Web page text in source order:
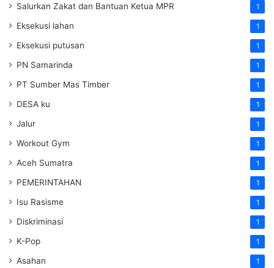
Salurkan Zakat dan Bantuan Ketua MPR 1
Eksekusi lahan 1
Eksekusi putusan 1
PN Samarinda 1
PT Sumber Mas Timber 1
DESA ku 1
Jalur 1
Workout Gym 1
Aceh Sumatra 1
PEMERINTAHAN 1
Isu Rasisme 1
Diskriminasi 1
K-Pop 1
Asahan 1